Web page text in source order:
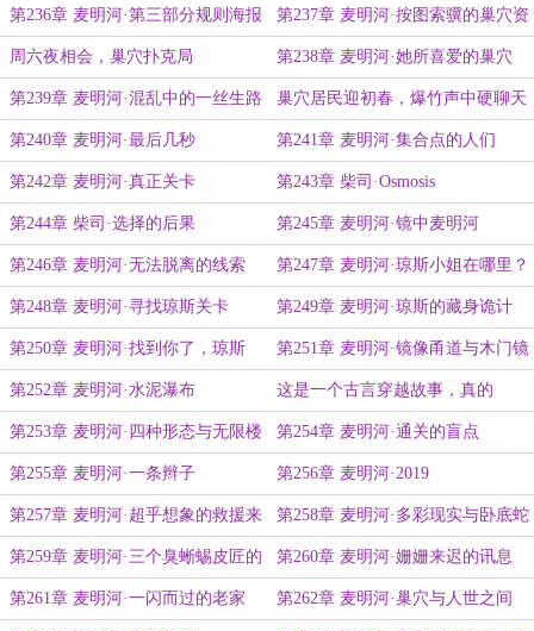
心里
第236章 麦明河·第三部分规则海报
在……
第237章 麦明河·按图索骥的巢穴资
料
周六夜相会，巢穴扑克局 第238章 麦明河·她所喜爱的巢穴
第239章 麦明河·混乱中的一丝生路 巢穴居民迎初春，爆竹声中硬聊天
第240章 麦明河·最后几秒 第241章 麦明河·集合点的人们
第242章 麦明河·真正关卡 第243章 柴司·Osmosis
第244章 柴司·选择的后果 第245章 麦明河·镜中麦明河
第246章 麦明河·无法脱离的线索 第247章 麦明河·琼斯小姐在哪里？
第248章 麦明河·寻找琼斯关卡 第249章 麦明河·琼斯的藏身诡计
第250章 麦明河·找到你了，琼斯 第251章 麦明河·镜像甬道与木门镜
子
第252章 麦明河·水泥瀑布 这是一个古言穿越故事，真的
第253章 麦明河·四种形态与无限楼
层
第254章 麦明河·通关的盲点
第255章 麦明河·一条辫子 第256章 麦明河·2019
第257章 麦明河·超乎想象的救援来
了
第258章 麦明河·多彩现实与卧底蛇
第259章 麦明河·三个臭蜥蜴皮匠的
发现
第260章 麦明河·姗姗来迟的讯息
第261章 麦明河·一闪而过的老家 第262章 麦明河·巢穴与人世之间